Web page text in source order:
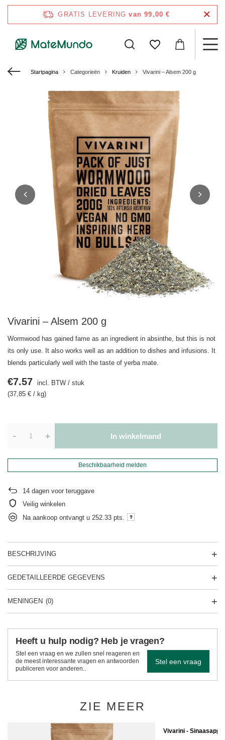
GRATIS LEVERING van 99,00 €
Startpagina Categorieën Kruiden Vivarini – Alsem 200 g
Vivarini – Alsem 200 g
Wormwood has gained fame as an ingredient in absinthe, but this is not
its only use. It also works well as an addition to dishes and infusions. It
blends particularly well with the taste of yerba mate.
€7.57 incl. BTW / stuk
(37,85 € / kg)
- + In winkelmand
Beschikbaarheid melden
14 dagen voor teruggave
Veilig winkelen
Na aankoop ontvangt u 252.33 pts.
BESCHRIJVING
GEDETAILLEERDE GEGEVENS
MENINGEN (0)
Heeft u hulp nodig? Heb je vragen?
Stel een vraag en we zullen snel reageren en
de meest interessante vragen en antwoorden
publiceren voor anderen..
Stel een vraag
ZIE MEER
Vivarini -